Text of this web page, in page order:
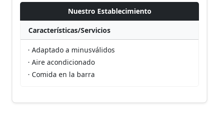
Nuestro Establecimiento
Características/Servicios
· Adaptado a minusválidos
· Aire acondicionado
· Comida en la barra